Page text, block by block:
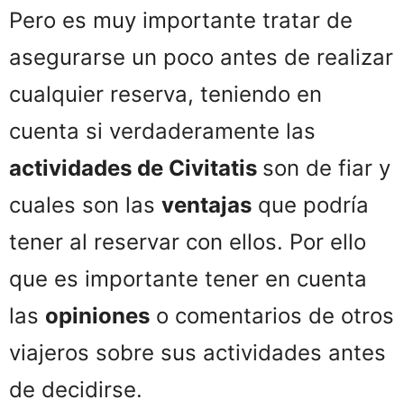
Pero es muy importante tratar de
asegurarse un poco antes de realizar
cualquier reserva, teniendo en
cuenta si verdaderamente las
actividades de Civitatis son de fiar y
cuales son las ventajas que podría
tener al reservar con ellos. Por ello
que es importante tener en cuenta
las opiniones o comentarios de otros
viajeros sobre sus actividades antes
de decidirse.